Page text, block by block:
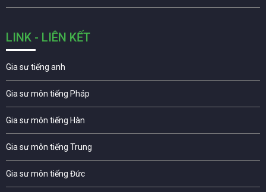
LINK - LIÊN KẾT
Gia sư tiếng anh
Gia sư môn tiếng Pháp
Gia sư môn tiếng Hàn
Gia sư môn tiếng Trung
Gia sư môn tiếng Đức